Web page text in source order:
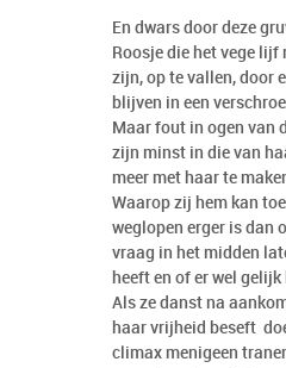
En dwars door deze
Roosje die het vege
zijn, op te vallen, door
blijven in een
Maar fout in ogen van
zijn minst in die van
meer met haar te
Waarop zij hem kan
weglopen erger is dan
vraag in het midden
heeft en of er wel
Als ze danst na
haar vrijheid beseft
climax menigeen